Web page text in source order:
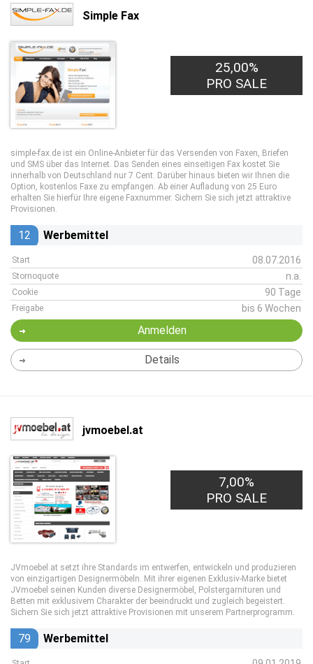
Simple Fax
25,00%
PRO SALE
simple-fax.de ist ein Online-Anbieter für das Versenden von Faxen, Briefen
und SMS über das Internet. Das Senden eines einseitigen Fax kostet Sie
innerhalb von Deutschland nur 7 Cent. Darüber hinaus bieten wir Ihnen die
Option, kostenlos Faxe zu empfangen. Ab einer Aufladung von 25 Euro
erhalten Sie hierfür Ihre eigene Faxnummer. Sichern Sie sich jetzt attraktive
Provisionen.
12 Werbemittel
Start 08.07.2016
Stornoquote n.a.
Cookie 90 Tage
Freigabe bis 6 Wochen
Anmelden
Details
jvmoebel.at
7,00%
PRO SALE
JVmoebel.at setzt ihre Standards im entwerfen, entwickeln und produzieren
von einzigartigen Designermöbeln. Mit ihrer eigenen Exklusiv-Marke bietet
JVmoebel seinen Kunden diverse Designermöbel, Polstergarnituren und
Betten mit exklusivem Charakter der beeindruckt und zugleich begeistert.
Sichern Sie sich jetzt attraktive Provisionen mit unserem Partnerprogramm.
79 Werbemittel